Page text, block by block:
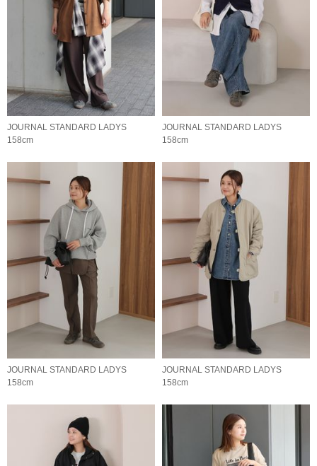
JOURNAL STANDARD LADYS
158cm
JOURNAL STANDARD LADYS
158cm
JOURNAL STANDARD LADYS
158cm
JOURNAL STANDARD LADYS
158cm